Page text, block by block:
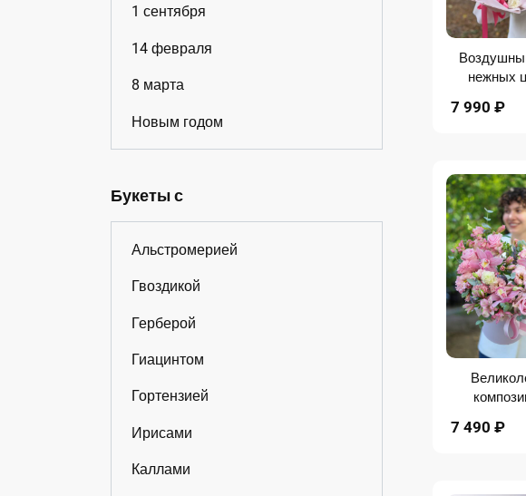
нежных
7 990 ₽
7 490 ₽
1 сентября
14 февраля
8 марта
Новым годом
Букеты с
Альстромерией
Гвоздикой
Герберой
Гиацинтом
Гортензией
Ирисами
Каллами